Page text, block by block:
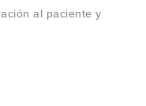
al paciente y